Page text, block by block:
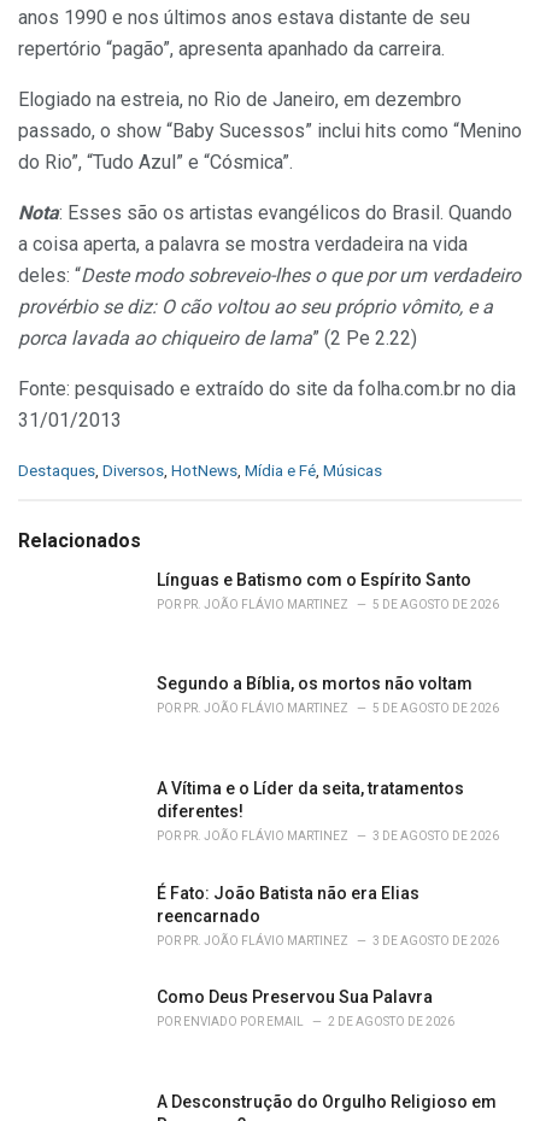
anos 1990 e nos últimos anos estava distante de seu
repertório “pagão”, apresenta apanhado da carreira.
Elogiado na estreia, no Rio de Janeiro, em dezembro
passado, o show “Baby Sucessos” inclui hits como “Menino
do Rio”, “Tudo Azul” e “Cósmica”.
Nota: Esses são os artistas evangélicos do Brasil. Quando
a coisa aperta, a palavra se mostra verdadeira na vida
deles: “Deste modo sobreveio-lhes o que por um verdadeiro
provérbio se diz: O cão voltou ao seu próprio vômito, e a
porca lavada ao chiqueiro de lama” (2 Pe 2.22)
Fonte: pesquisado e extraído do site da folha.com.br no dia
31/01/2013
C
e
Destaques, Diversos, HotNews, Mídia e Fé, Músicas
Relacionados
Línguas e Batismo com o Espírito Santo
POR PR. JOÃO FLÁVIO MARTINEZ 5 DE AGOSTO DE 2026
Segundo a Bíblia, os mortos não voltam
POR PR. JOÃO FLÁVIO MARTINEZ 5 DE AGOSTO DE 2026
A Vítima e o Líder da seita, tratamentos
diferentes!
POR PR. JOÃO FLÁVIO MARTINEZ 3 DE AGOSTO DE 2026
É Fato: João Batista não era Elias
reencarnado
POR PR. JOÃO FLÁVIO MARTINEZ 3 DE AGOSTO DE 2026
Como Deus Preservou Sua Palavra
POR ENVIADO POR EMAIL 2 DE AGOSTO DE 2026
A Desconstrução do Orgulho Religioso em